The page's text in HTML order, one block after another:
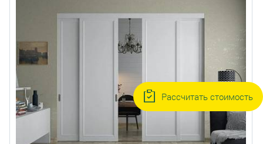
Рассчитать стоимость